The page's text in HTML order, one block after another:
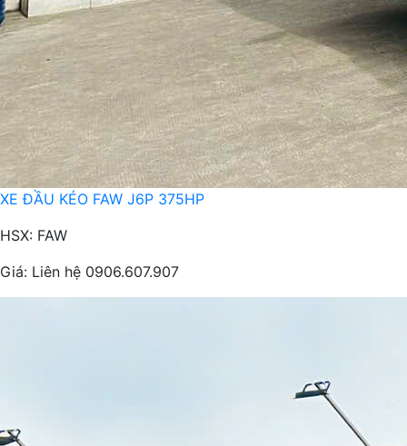
XE ĐẦU KÉO FAW J6P 375HP
HSX: FAW
Giá: Liên hệ 0906.607.907